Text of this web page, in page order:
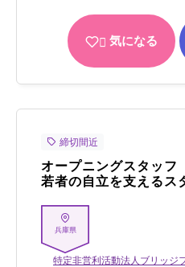
気になる
締切間近
オープニングスタッフ
若者の自立を支えるス
兵庫県
特定非営利活動法人ブリッジ